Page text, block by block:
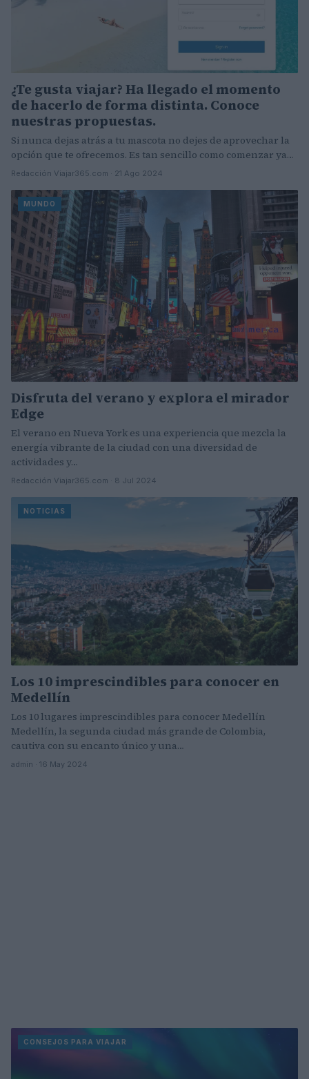
¿Te gusta viajar? Ha llegado el momento
de hacerlo de forma distinta. Conoce
nuestras propuestas.
Si nunca dejas atrás a tu mascota no dejes de aprovechar la
opción que te ofrecemos. Es tan sencillo como comenzar ya…
Redacción Viajar365.com · 21 Ago 2024
MUNDO
Disfruta del verano y explora el mirador
Edge
El verano en Nueva York es una experiencia que mezcla la
energía vibrante de la ciudad con una diversidad de
actividades y…
Redacción Viajar365.com · 8 Jul 2024
NOTICIAS
Los 10 imprescindibles para conocer en
Medellín
Los 10 lugares imprescindibles para conocer Medellín
Medellín, la segunda ciudad más grande de Colombia,
cautiva con su encanto único y una…
admin · 16 May 2024
CONSEJOS PARA VIAJAR